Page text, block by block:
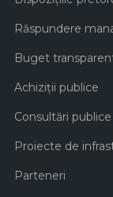
Răspundere
Buget
Achiziţii publice
Consultări publice
Proiecte de
Parteneri